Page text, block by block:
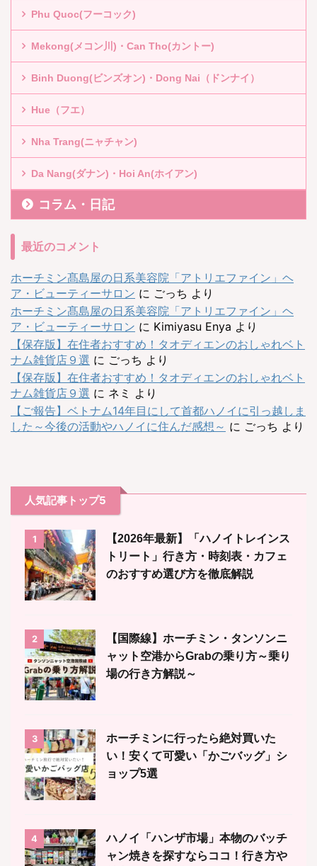
Phu Quoc(フーコック)
Mekong(メコン川)・Can Tho(カントー)
Binh Duong(ビンズオン)・Dong Nai（ドンナイ）
Hue（フエ）
Nha Trang(ニャチャン)
Da Nang(ダナン)・Hoi An(ホイアン)
コラム・日記
最近のコメント
ホーチミン髙島屋の日系美容院「アトリエファイン」ヘ
ア・ビューティーサロン に ごっち より
ホーチミン髙島屋の日系美容院「アトリエファイン」ヘ
ア・ビューティーサロン に Kimiyasu Enya より
【保存版】在住者おすすめ！タオディエンのおしゃれベト
ナム雑貨店９選 に ごっち より
【保存版】在住者おすすめ！タオディエンのおしゃれベト
ナム雑貨店９選 に ネミ より
【ご報告】ベトナム14年目にして首都ハノイに引っ越しま
した～今後の活動やハノイに住んだ感想～ に ごっち より
人気記事トップ5
1
【2026年最新】「ハノイトレインス
トリート」行き方・時刻表・カフェ
のおすすめ選び方を徹底解説
2
【国際線】ホーチミン・タンソンニ
ャット空港からGrabの乗り方～乗り
場の行き方解説～
3
ホーチミンに行ったら絶対買いた
い！安くて可愛い「かごバッグ」シ
ョップ5選
4
ハノイ「ハンザ市場」本物のバッチ
ャン焼きを探すならココ！行き方や